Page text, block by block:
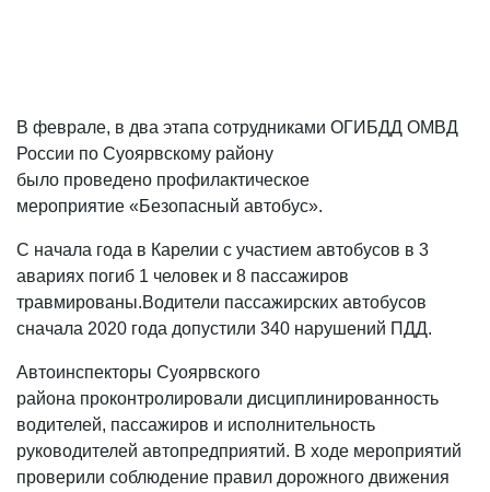
В феврале, в два этапа сотрудниками ОГИБДД ОМВД
России по Суоярвскому району
было проведено профилактическое
мероприятие «Безопасный автобус».
С начала года в Карелии с участием автобусов в 3
авариях погиб 1 человек и 8 пассажиров
травмированы.Водители пассажирских автобусов
сначала 2020 года допустили 340 нарушений ПДД.
Автоинспекторы Суоярвского
района проконтролировали дисциплинированность
водителей, пассажиров и исполнительность
руководителей автопредприятий. В ходе мероприятий
проверили соблюдение правил дорожного движения